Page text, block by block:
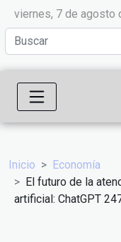
viernes, 7 de agosto
Inicio
Economía
El futuro de la
artificial: ChatGPT